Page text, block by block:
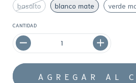
basalto blanco mate verde
CANTIDAD